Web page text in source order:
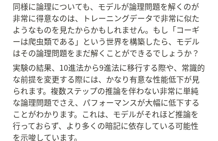
同様に論理についても、モデルが論理問題を解くのが
非常に得意なのは、トレーニングデータで非常に似た
ようなものを見たからかもしれません。もし「コーギ
ーは爬虫類である」という世界を構築したら、モデル
はその論理問題をまだ解くことができるでしょうか？
実験の結果、10進法から9進法に移行する際や、常識的
な前提を変更する際には、かなり有意な性能低下が見
られます。複数ステップの推論を伴わない非常に単純
な論理問題でさえ、パフォーマンスが大幅に低下する
ことがわかります。これは、モデルがそれほど推論を
行っておらず、より多くの暗記に依存している可能性
を示唆しています。